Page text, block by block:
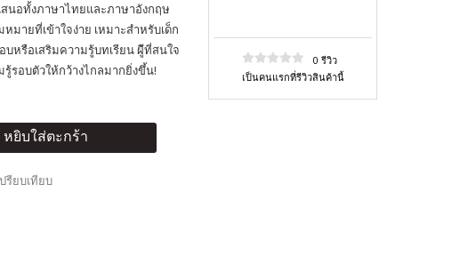
นอทั้งภาษาไทยและภาษาอังกฤษ
มายที่เข้าใจง่าย เหมาะสำหรับเด็ก
หรือเสริมความรู้บทเรียน ผู้ีที่สนใจ
รอบตัวให้กว้างไกลมากยิ่งขึ้น!
หยิบใส่ตะกร้า
รียบเทียบ
0 รีวิว
เป็นคนแรกที่รีวิวสินค้านี้